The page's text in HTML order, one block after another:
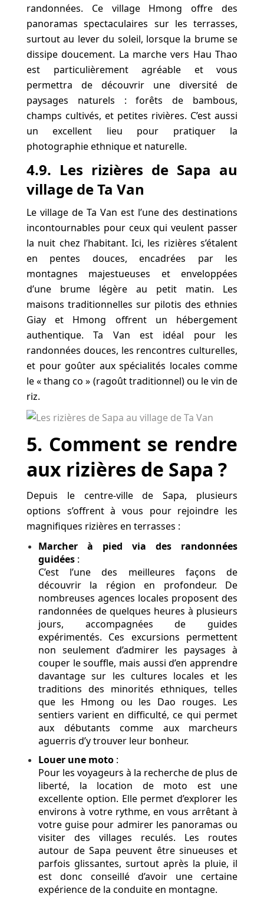
randonnées. Ce village Hmong offre des
panoramas spectaculaires sur les terrasses,
surtout au lever du soleil, lorsque la brume se
dissipe doucement. La marche vers Hau Thao
est particulièrement agréable et vous
permettra de découvrir une diversité de
paysages naturels : forêts de bambous,
champs cultivés, et petites rivières. C’est aussi
un excellent lieu pour pratiquer la
photographie ethnique et naturelle.
4.9. Les rizières de Sapa au
village de Ta Van
Le village de Ta Van est l’une des destinations
incontournables pour ceux qui veulent passer
la nuit chez l’habitant. Ici, les rizières s’étalent
en pentes douces, encadrées par les
montagnes majestueuses et enveloppées
d’une brume légère au petit matin. Les
maisons traditionnelles sur pilotis des ethnies
Giay et Hmong offrent un hébergement
authentique. Ta Van est idéal pour les
randonnées douces, les rencontres culturelles,
et pour goûter aux spécialités locales comme
le « thang co » (ragoût traditionnel) ou le vin de
riz.
5. Comment se rendre
aux rizières de Sapa ?
Depuis le centre-ville de Sapa, plusieurs
options s’offrent à vous pour rejoindre les
magnifiques rizières en terrasses :
Marcher à pied via des randonnées
guidées :
C’est l’une des meilleures façons de
découvrir la région en profondeur. De
nombreuses agences locales proposent des
randonnées de quelques heures à plusieurs
jours, accompagnées de guides
expérimentés. Ces excursions permettent
non seulement d’admirer les paysages à
couper le souffle, mais aussi d’en apprendre
davantage sur les cultures locales et les
traditions des minorités ethniques, telles
que les Hmong ou les Dao rouges. Les
sentiers varient en difficulté, ce qui permet
aux débutants comme aux marcheurs
aguerris d’y trouver leur bonheur.
Louer une moto :
Pour les voyageurs à la recherche de plus de
liberté, la location de moto est une
excellente option. Elle permet d’explorer les
environs à votre rythme, en vous arrêtant à
votre guise pour admirer les panoramas ou
visiter des villages reculés. Les routes
autour de Sapa peuvent être sinueuses et
parfois glissantes, surtout après la pluie, il
est donc conseillé d’avoir une certaine
expérience de la conduite en montagne.